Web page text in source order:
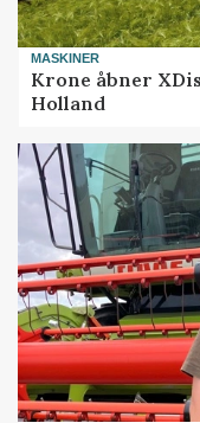
MASKINER
Krone åbner
Holland